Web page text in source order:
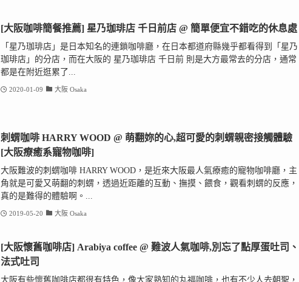
[大阪咖啡簡餐推薦] 星乃珈琲店 千日前店 @ 簡單便宜不錯吃的休息處
「星乃珈琲店」是日本知名的連鎖咖啡廳，在日本都道府縣幾乎都看得到「星乃
珈琲店」的分店，而在大阪的 星乃珈琲店 千日前 則是大方最常去的分店，通常
都是在附近逛累了...
2020-01-09 大阪 Osaka
刺蝟咖啡 HARRY WOOD @ 萌翻妳的心,超可愛的刺蝟親密接觸體驗
[大阪療癒系寵物咖啡]
大阪難波的刺蝟咖啡 HARRY WOOD，是近來大阪最人氣療癒的寵物咖啡廳，主
角就是可愛又萌翻的刺蝟，透過近距離的互動、撫摸、餵食，觀看刺蝟的反應，
真的是難得的體驗啊。...
2019-05-20 大阪 Osaka
[大阪懷舊咖啡店] Arabiya coffee @ 難波人氣咖啡,別忘了點厚蛋吐司、
法式吐司
大阪有些懷舊咖啡店都很有特色，像大家熟知的丸福咖啡，也有不少人去朝聖，